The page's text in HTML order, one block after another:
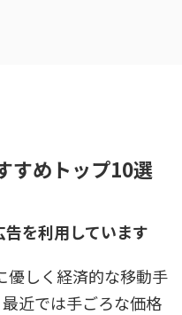
すめトップ10選
を利用しています
優しく経済的な移動手
近では手ごろな価格